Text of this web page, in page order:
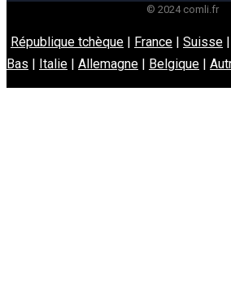
© 2024 comli.fr
République tchèque | France | Suisse |
Bas | Italie | Allemagne | Belgique |